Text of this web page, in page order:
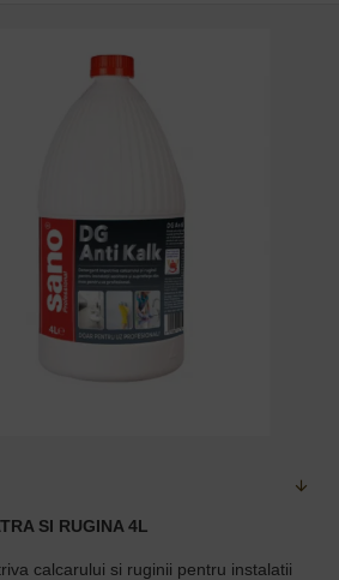
SI RUGINA 4L
calcarului si ruginii pentru instalatii